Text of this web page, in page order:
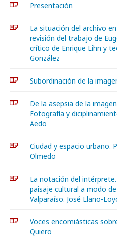
Presentación
La situación del archivo
revisión del trabajo de
crítico de Enrique Lihn y
González
Subordinación de la
De la asepsia de la
Fotografía y
Aedo
Ciudad y espacio urbano.
Olmedo
La notación del
paisaje cultural a modo
Valparaíso. José Llano-
Voces encomiásticas
Quiero